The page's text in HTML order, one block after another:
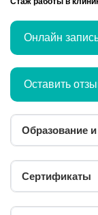
Образование
Сертификаты
Онлайн
Оставить